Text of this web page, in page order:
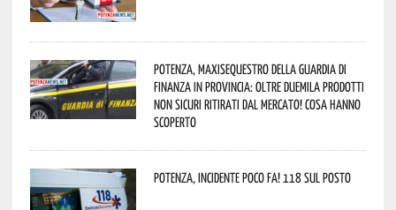
Potenza, maxisequestro della Guardia di
Finanza in provincia: oltre duemila prodotti
non sicuri ritirati dal mercato! Cosa hanno
scoperto
Potenza, incidente poco fa! 118 sul posto